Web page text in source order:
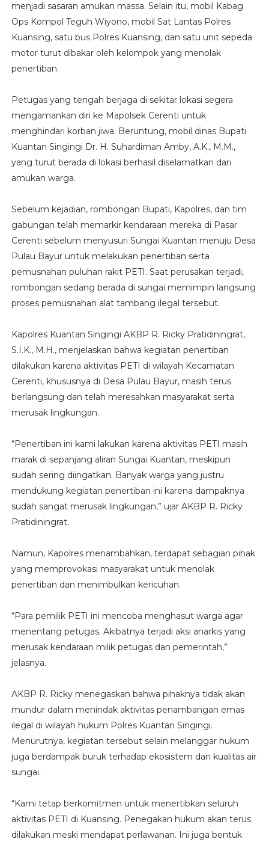
menjadi sasaran amukan massa. Selain itu, mobil Kabag
Ops Kompol Teguh Wiyono, mobil Sat Lantas Polres
Kuansing, satu bus Polres Kuansing, dan satu unit sepeda
motor turut dibakar oleh kelompok yang menolak
penertiban.
Petugas yang tengah berjaga di sekitar lokasi segera
mengamankan diri ke Mapolsek Cerenti untuk
menghindari korban jiwa. Beruntung, mobil dinas Bupati
Kuantan Singingi Dr. H. Suhardiman Amby, A.K., M.M.,
yang turut berada di lokasi berhasil diselamatkan dari
amukan warga.
Sebelum kejadian, rombongan Bupati, Kapolres, dan tim
gabungan telah memarkir kendaraan mereka di Pasar
Cerenti sebelum menyusuri Sungai Kuantan menuju Desa
Pulau Bayur untuk melakukan penertiban serta
pemusnahan puluhan rakit PETI. Saat perusakan terjadi,
rombongan sedang berada di sungai memimpin langsung
proses pemusnahan alat tambang ilegal tersebut.
Kapolres Kuantan Singingi AKBP R. Ricky Pratidiningrat,
S.I.K., M.H., menjelaskan bahwa kegiatan penertiban
dilakukan karena aktivitas PETI di wilayah Kecamatan
Cerenti, khususnya di Desa Pulau Bayur, masih terus
berlangsung dan telah meresahkan masyarakat serta
merusak lingkungan.
“Penertiban ini kami lakukan karena aktivitas PETI masih
marak di sepanjang aliran Sungai Kuantan, meskipun
sudah sering diingatkan. Banyak warga yang justru
mendukung kegiatan penertiban ini karena dampaknya
sudah sangat merusak lingkungan,” ujar AKBP R. Ricky
Pratidiningrat.
Namun, Kapolres menambahkan, terdapat sebagian pihak
yang memprovokasi masyarakat untuk menolak
penertiban dan menimbulkan kericuhan.
“Para pemilik PETI ini mencoba menghasut warga agar
menentang petugas. Akibatnya terjadi aksi anarkis yang
merusak kendaraan milik petugas dan pemerintah,”
jelasnya.
AKBP R. Ricky menegaskan bahwa pihaknya tidak akan
mundur dalam menindak aktivitas penambangan emas
ilegal di wilayah hukum Polres Kuantan Singingi.
Menurutnya, kegiatan tersebut selain melanggar hukum
juga berdampak buruk terhadap ekosistem dan kualitas air
sungai.
“Kami tetap berkomitmen untuk menertibkan seluruh
aktivitas PETI di Kuansing. Penegakan hukum akan terus
dilakukan meski mendapat perlawanan. Ini juga bentuk